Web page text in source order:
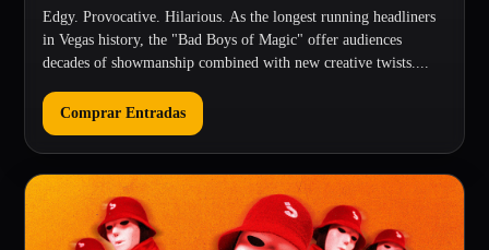
Edgy. Provocative. Hilarious. As the longest running headliners
in Vegas history, the "Bad Boys of Magic" offer audiences
decades of showmanship combined with new creative twists....
Comprar Entradas